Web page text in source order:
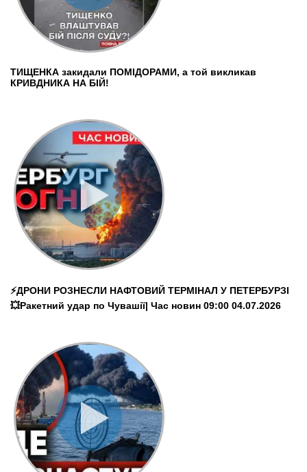
ТИЩЕНКА закидали ПОМІДОРАМИ, а той викликав
КРИВДНИКА НА БІЙ!
⚡️ДРОНИ РОЗНЕСЛИ НАФТОВИЙ ТЕРМІНАЛ У ПЕТЕРБУРЗІ
💥Ракетний удар по Чувашії| Час новин 09:00 04.07.2026